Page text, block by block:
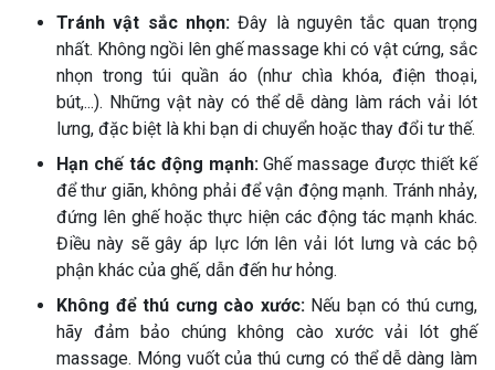
Tránh vật sắc nhọn: Đây là nguyên tắc quan trọng
nhất. Không ngồi lên ghế massage khi có vật cứng, sắc
nhọn trong túi quần áo (như chìa khóa, điện thoại,
bút,...). Những vật này có thể dễ dàng làm rách vải lót
lưng, đặc biệt là khi bạn di chuyển hoặc thay đổi tư thế.
Hạn chế tác động mạnh:Ghế massage được thiết kế
để thư giãn, không phải để vận động mạnh. Tránh nhảy,
đứng lên ghế hoặc thực hiện các động tác mạnh khác.
Điều này sẽ gây áp lực lớn lên vải lót lưng và các bộ
phận khác của ghế, dẫn đến hư hỏng.
Không để thú cưng cào xước:Nếu bạn có thú cưng,
hãy đảm bảo chúng không cào xước vải lót ghế
massage. Móng vuốt của thú cưng có thể dễ dàng làm